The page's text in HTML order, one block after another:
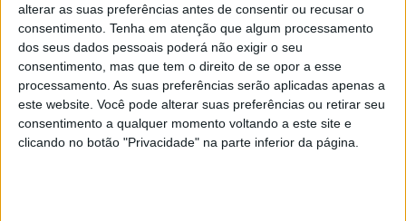
alterar as suas preferências antes de consentir ou recusar o
consentimento. Tenha em atenção que algum processamento
dos seus dados pessoais poderá não exigir o seu
consentimento, mas que tem o direito de se opor a esse
processamento. As suas preferências serão aplicadas apenas a
este website. Você pode alterar suas preferências ou retirar seu
consentimento a qualquer momento voltando a este site e
clicando no botão "Privacidade" na parte inferior da página.